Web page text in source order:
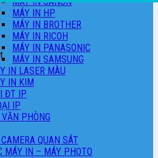
MÁY IN HP
MÁY IN BROTHER
MÁY IN RICOH
MÁY IN PANASONIC
MÁY IN SAMSUNG
IN LASER MÀU
IN KIM
ĐT IP
IP
PHÒNG
QUAN SÁT
MÁY IN – MÁY PHOTO